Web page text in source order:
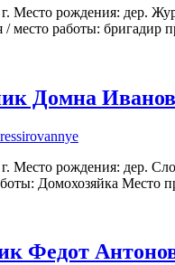
Место рождения: дер.
/ место работы:
Домна
Место рождения: дер.
Домохозяйка Место
Федот